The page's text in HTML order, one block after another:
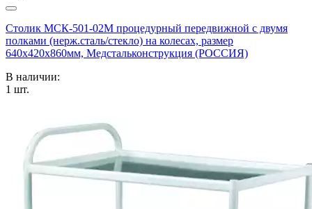
Столик МСК-501-02М процедурный передвижной с двумя
полками (нерж.сталь/стекло) на колесах, размер
640х420х860мм, Медстальконструкция (РОССИЯ)
В наличии:
1 шт.